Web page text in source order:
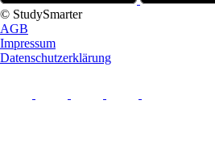
© StudySmarter
AGB
Impressum
Datenschutzerklärung